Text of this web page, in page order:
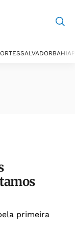
SALVADORBAHIA
primeira